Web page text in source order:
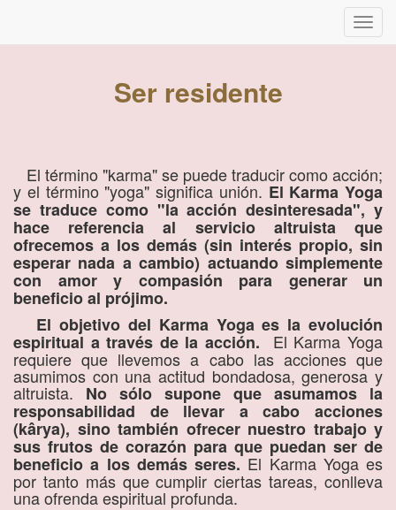
Ser residente
El término "karma" se puede traducir como acción;
y el término "yoga" significa unión. El Karma Yoga
se traduce como "la acción desinteresada", y
hace referencia al servicio altruista que
ofrecemos a los demás (sin interés propio, sin
esperar nada a cambio) actuando simplemente
con amor y compasión para generar un
beneficio al prójimo.
El objetivo del Karma Yoga es la evolución
espiritual a través de la acción. El Karma Yoga
requiere que llevemos a cabo las acciones que
asumimos con una actitud bondadosa, generosa y
altruista. No sólo supone que asumamos la
responsabilidad de llevar a cabo acciones
(kârya), sino también ofrecer nuestro trabajo y
sus frutos de corazón para que puedan ser de
beneficio a los demás seres. El Karma Yoga es
por tanto más que cumplir ciertas tareas, conlleva
una ofrenda espiritual profunda.